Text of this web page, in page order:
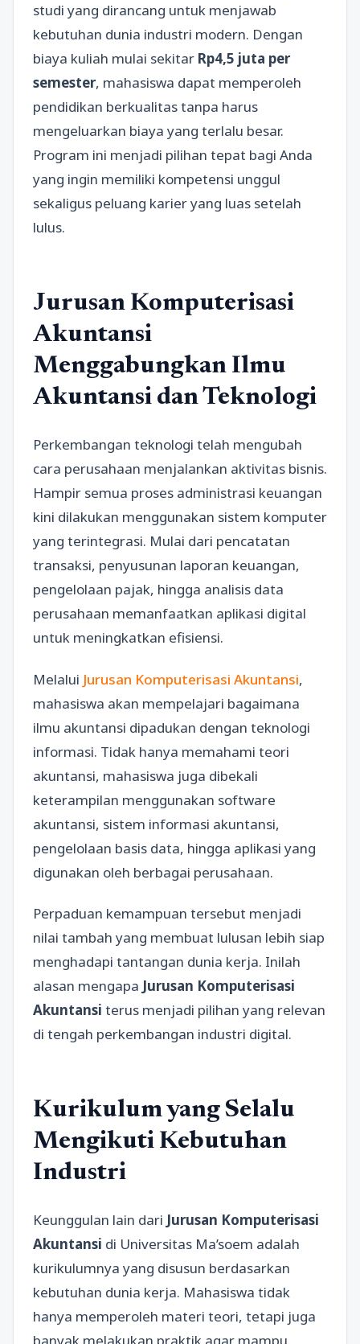
studi yang dirancang untuk menjawab
kebutuhan dunia industri modern. Dengan
biaya kuliah mulai sekitar Rp4,5 juta per
semester, mahasiswa dapat memperoleh
pendidikan berkualitas tanpa harus
mengeluarkan biaya yang terlalu besar.
Program ini menjadi pilihan tepat bagi Anda
yang ingin memiliki kompetensi unggul
sekaligus peluang karier yang luas setelah
lulus.
Jurusan Komputerisasi
Akuntansi
Menggabungkan Ilmu
Akuntansi dan Teknologi
Perkembangan teknologi telah mengubah
cara perusahaan menjalankan aktivitas bisnis.
Hampir semua proses administrasi keuangan
kini dilakukan menggunakan sistem komputer
yang terintegrasi. Mulai dari pencatatan
transaksi, penyusunan laporan keuangan,
pengelolaan pajak, hingga analisis data
perusahaan memanfaatkan aplikasi digital
untuk meningkatkan efisiensi.
Melalui Jurusan Komputerisasi Akuntansi,
mahasiswa akan mempelajari bagaimana
ilmu akuntansi dipadukan dengan teknologi
informasi. Tidak hanya memahami teori
akuntansi, mahasiswa juga dibekali
keterampilan menggunakan software
akuntansi, sistem informasi akuntansi,
pengelolaan basis data, hingga aplikasi yang
digunakan oleh berbagai perusahaan.
Perpaduan kemampuan tersebut menjadi
nilai tambah yang membuat lulusan lebih siap
menghadapi tantangan dunia kerja. Inilah
alasan mengapa Jurusan Komputerisasi
Akuntansi terus menjadi pilihan yang relevan
di tengah perkembangan industri digital.
Kurikulum yang Selalu
Mengikuti Kebutuhan
Industri
Keunggulan lain dari Jurusan Komputerisasi
Akuntansi di Universitas Ma’soem adalah
kurikulumnya yang disusun berdasarkan
kebutuhan dunia kerja. Mahasiswa tidak
hanya memperoleh materi teori, tetapi juga